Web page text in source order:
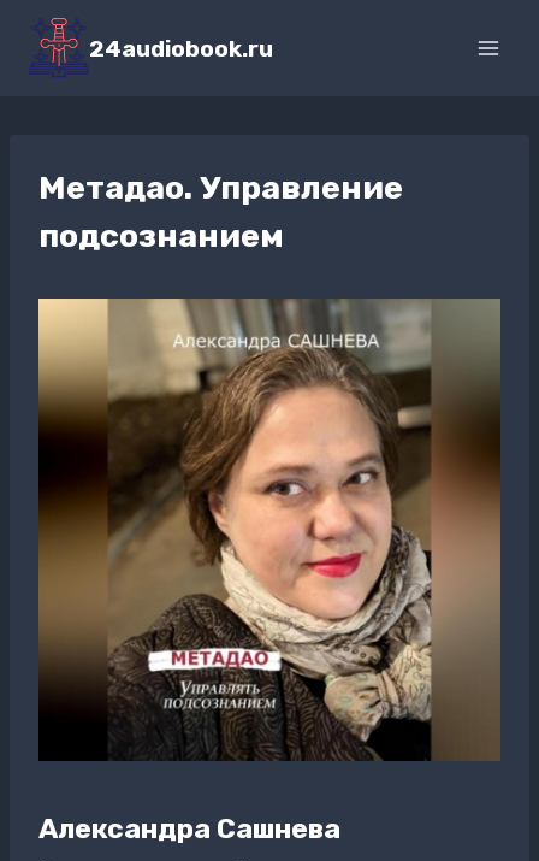
Перейти
содержимому
24audiobook.ru
Метадао. Управление
подсознанием
Александра Сашнева